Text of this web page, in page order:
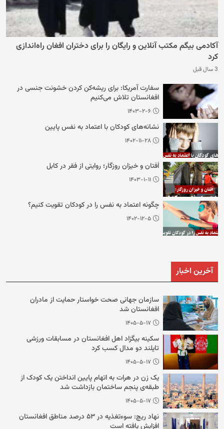
آکادمی بیگم مکتب آنلاین و رایگان را برای دختران افغان راه‌اندازی
کرد
3 سال قبل
سفارت آمریکا: برای ریشه‌کن کردن خشونت جنسی در
افغانستان تلاش می‌کنیم
۱۴۰۳-۲-۶
نشانه‌های کودکان با اعتماد به نفس پایین
۱۴۰۲-۱۱-۲۸
اُفتان و خیزان روزگار؛ روایتی از فقر در کابل
۱۴۰۳-۱-۱۱
چگونه اعتماد به نفس را در کودکان تقویت کنیم؟
۱۴۰۲-۱۲-۵
آخرین اخبار
سازمان جهانی صحت خواستار حمایت از مادران
افغانستان شد
۱۴۰۵-۵-۱۷
سکینه بیگزاد اهل افغانستان در مسابقات ورزشی
تایلند دو مدال کسب کرد
۱۴۰۵-۵-۱۷
یک زن در هرات به اتهام پایین انداختن یک کودک از
طبقه‌ی پنجم ساختمان بازداشت شد
۱۴۰۵-۵-۱۷
نهاد ریچ: سوءتغذیه در ۵۳ درصد مناطق افغانستان
افزایش یافته است